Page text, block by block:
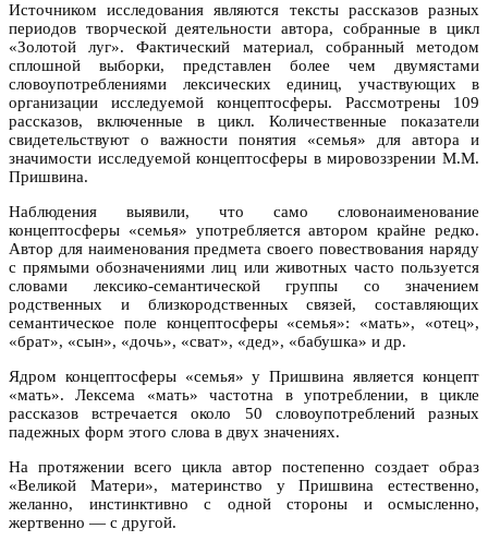
Источником исследования являются тексты рассказов разных
периодов творческой деятельности автора, собранные в цикл
«Золотой луг». Фактический материал, собранный методом
сплошной выборки, представлен более чем двумястами
словоупотреблениями лексических единиц, участвующих в
организации исследуемой концептосферы. Рассмотрены 109
рассказов, включенные в цикл. Количественные показатели
свидетельствуют о важности понятия «семья» для автора и
значимости исследуемой концептосферы в мировоззрении М.М.
Пришвина.
Наблюдения выявили, что само словонаименование
концептосферы «семья» употребляется автором крайне редко.
Автор для наименования предмета своего повествования наряду
с прямыми обозначениями лиц или животных часто пользуется
словами лексико-семантической группы со значением
родственных и близкородственных связей, составляющих
семантическое поле концептосферы «семья»: «мать», «отец»,
«брат», «сын», «дочь», «сват», «дед», «бабушка» и др.
Ядром концептосферы «семья» у Пришвина является концепт
«мать». Лексема «мать» частотна в употреблении, в цикле
рассказов встречается около 50 словоупотреблений разных
падежных форм этого слова в двух значениях.
На протяжении всего цикла автор постепенно создает образ
«Великой Матери», материнство у Пришвина естественно,
желанно, инстинктивно с одной стороны и осмысленно,
жертвенно — с другой.